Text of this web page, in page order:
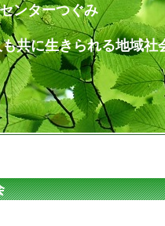
つぐみ
れる地域社会の